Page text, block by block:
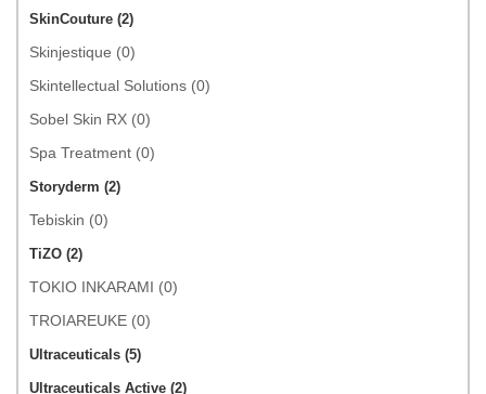
SkinCouture (2)
Skinjestique (0)
Skintellectual Solutions (0)
Sobel Skin RX (0)
Spa Treatment (0)
Storyderm (2)
Tebiskin (0)
TiZO (2)
TOKIO INKARAMI (0)
TROIAREUKE (0)
Ultraceuticals (5)
Ultraceuticals Active (2)